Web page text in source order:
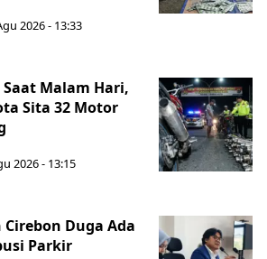
2026 - 13:33
Malam Hari,
Sita 32 Motor
2026 - 13:15
Cirebon Duga Ada
Parkir